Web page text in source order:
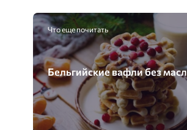
Что еще почитать
Бельгийские вафли без